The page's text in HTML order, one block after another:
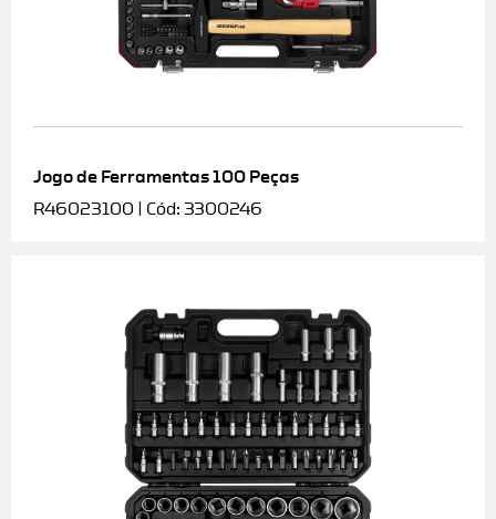
Jogo de Ferramentas 100 Peças
R46023100 | Cód: 3300246